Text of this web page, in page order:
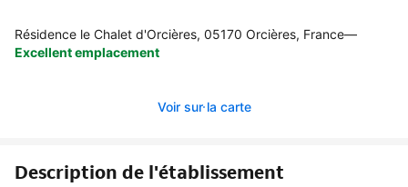
Résidence le Chalet d'Orcières, 05170 Orcières, France—
Excellent emplacement
Voir sur la carte
Description de l'établissement